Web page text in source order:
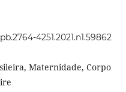
4251.2021.n1.59862
Maternidade, Corpo